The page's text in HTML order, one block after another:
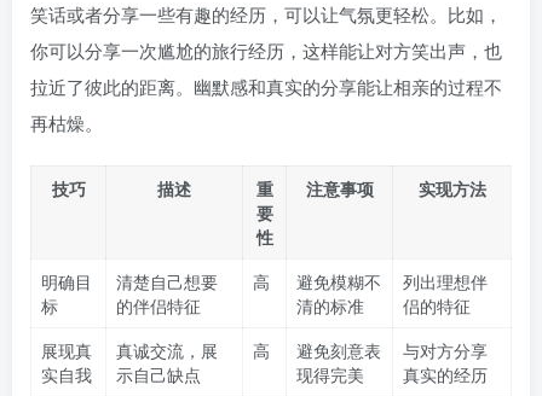
笑话或者分享一些有趣的经历，可以让气氛更轻松。比如，
你可以分享一次尴尬的旅行经历，这样能让对方笑出声，也
拉近了彼此的距离。幽默感和真实的分享能让相亲的过程不
再枯燥。
技巧 描述
重
要
性
注意事项 实现方法
明确目
标
清楚自己想要
的伴侣特征
高
避免模糊不
清的标准
列出理想伴
侣的特征
展现真
实自我
真诚交流，展
示自己缺点
高
避免刻意表
现得完美
与对方分享
真实的经历